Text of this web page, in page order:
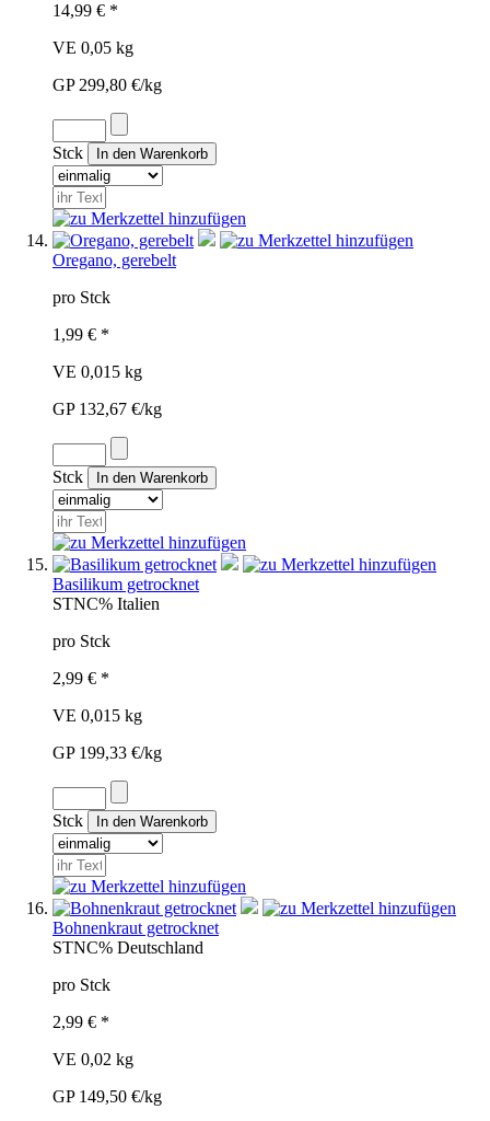
14,99 € *
VE 0,05 kg
GP 299,80 €/kg
Stck
Oregano, gerebelt
pro Stck
1,99 € *
VE 0,015 kg
GP 132,67 €/kg
Stck
Basilikum getrocknet
STNC% Italien
pro Stck
2,99 € *
VE 0,015 kg
GP 199,33 €/kg
Stck
Bohnenkraut getrocknet
STNC% Deutschland
pro Stck
2,99 € *
VE 0,02 kg
GP 149,50 €/kg